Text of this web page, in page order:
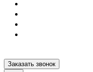
Заказать звонок